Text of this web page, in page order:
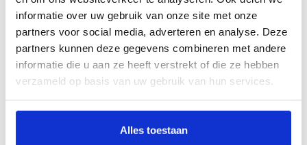
informatie over uw gebruik van onze site met onze
partners voor social media, adverteren en analyse. Deze
partners kunnen deze gegevens combineren met andere
informatie die u aan ze heeft verstrekt of die ze hebben
verzameld op basis van uw gebruik van hun services.
Alles toestaan
Populaire babymerken voor een kraamcadeau: welk
merk past bij jou?
29-03-2026
Wat is leuk om te geven op een kraamvisite? Ideeën